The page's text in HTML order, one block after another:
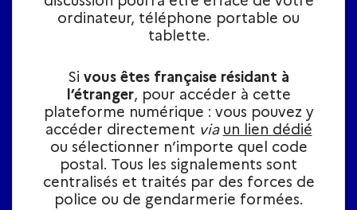
ordinateur, téléphone portable ou
tablette.​
Si vous êtes française résidant à
l’étranger, pour accéder à cette
plateforme numérique : vous pouvez y
accéder directement via un lien dédié
ou sélectionner n’importe quel code
postal. Tous les signalements sont
centralisés et traités par des forces de
police ou de gendarmerie formées.